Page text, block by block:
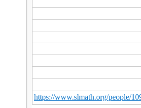
https://www.slmath.org/people/